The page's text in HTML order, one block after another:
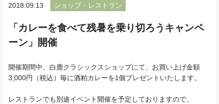
2018.09.13 ショップ・レストラン
「カレーを食べて残暑を乗り切ろうキャンペ
ーン」開催
開催期間中、白鹿クラシックスショップにて、お買い上げ金額
3,000円（税込）毎に酒粕カレーを1個プレゼントいたします。
レストランでも別途イベント開催を予定しておりますので、